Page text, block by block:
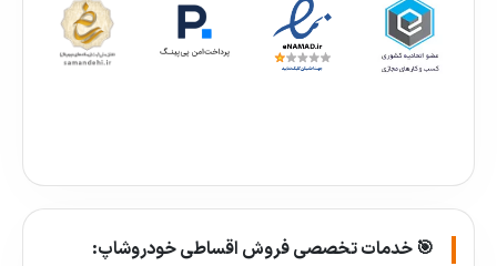
🎯 خدمات تخصصی فروش اقساطی خودروشاپ: